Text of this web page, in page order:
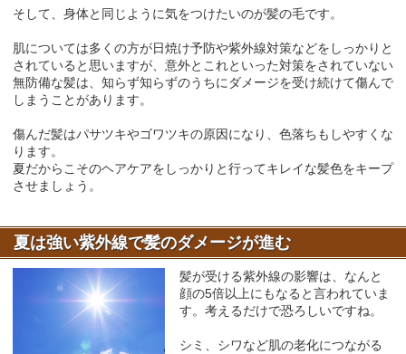
そして、身体と同じように気をつけたいのが髪の毛です。
肌については多くの方が日焼け予防や紫外線対策などをしっかりと
されていると思いますが、意外とこれといった対策をされていない
無防備な髪は、知らず知らずのうちにダメージを受け続けて傷んで
しまうことがあります。
傷んだ髪はパサツキやゴワツキの原因になり、色落ちもしやすくな
ります。
夏だからこそのヘアケアをしっかりと行ってキレイな髪色をキープ
させましょう。
夏は強い紫外線で髪のダメージが進む
髪が受ける紫外線の影響は、なんと
顔の5倍以上にもなると言われていま
す。考えるだけで恐ろしいですね。
シミ、シワなど肌の老化につながる